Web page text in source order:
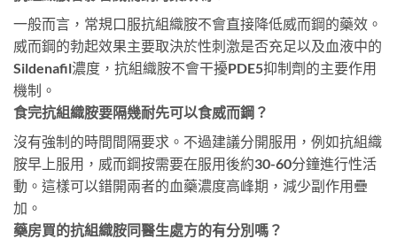
一般而言，常規口服抗組織胺不會直接降低威而鋼的藥效。
威而鋼的勃起效果主要取決於性刺激是否充足以及血液中的
Sildenafil濃度，抗組織胺不會干擾PDE5抑制劑的主要作用
機制。
食完抗組織胺要隔幾耐先可以食威而鋼？
沒有強制的時間間隔要求。不過建議分開服用，例如抗組織
胺早上服用，威而鋼按需要在服用後約30-60分鐘進行性活
動。這樣可以錯開兩者的血藥濃度高峰期，減少副作用疊
加。
藥房買的抗組織胺同醫生處方的有分別嗎？